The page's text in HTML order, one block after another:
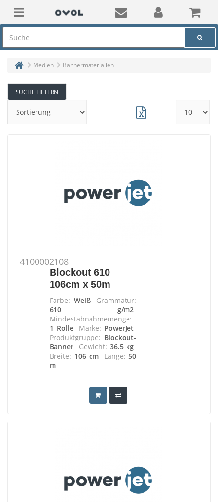
Medien Bannermaterialien
SUCHE FILTERN
4100002108
Blockout 610
106cm x 50m
Farbe: Weiß
Grammatur:
610 g/m2
Mindestabnahmemenge:
1 Rolle
Marke: PowerJet
Produktgruppe: Blockout-
Banner
Gewicht: 36.5 kg
Breite: 106 cm Länge:50
m